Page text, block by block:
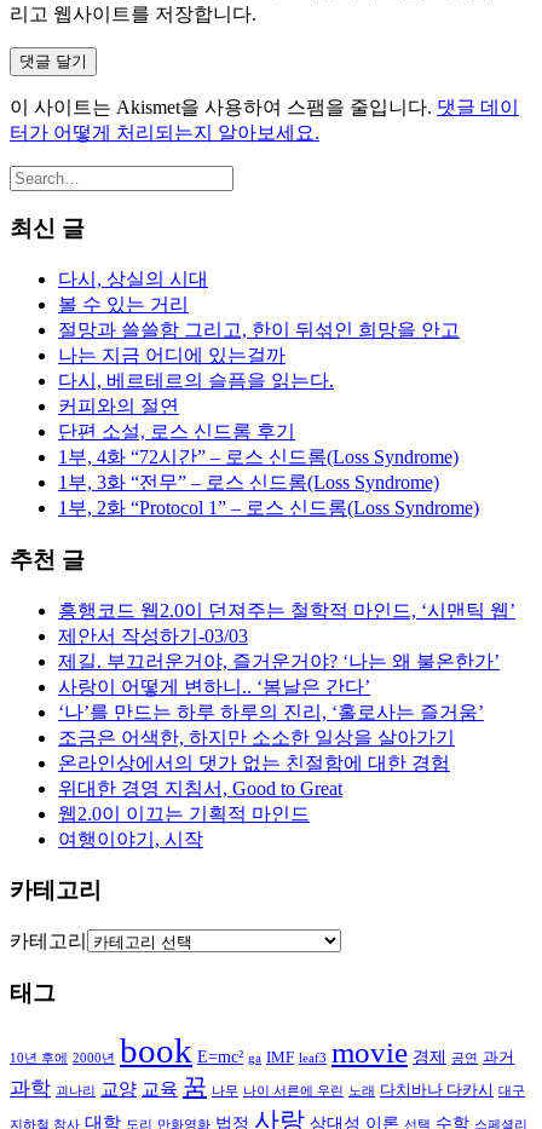
리고 웹사이트를 저장합니다.
이 사이트는 Akismet을 사용하여 스팸을 줄입니다. 댓글 데이
터가 어떻게 처리되는지 알아보세요.
최신 글
다시, 상실의 시대
볼 수 있는 거리
절망과 쓸쓸함 그리고, 한이 뒤섞인 희망을 안고
나는 지금 어디에 있는걸까
다시, 베르테르의 슬픔을 읽는다.
커피와의 절연
단편 소설, 로스 신드롬 후기
1부, 4화 “72시간” – 로스 신드롬(Loss Syndrome)
1부, 3화 “전무” – 로스 신드롬(Loss Syndrome)
1부, 2화 “Protocol 1” – 로스 신드롬(Loss Syndrome)
추천 글
흥행코드 웹2.0이 던져주는 철학적 마인드, ‘시맨틱 웹’
제안서 작성하기-03/03
제길. 부끄러운거야, 즐거운거야? ‘나는 왜 불온한가’
사랑이 어떻게 변하니.. ‘봄날은 간다’
‘나’를 만드는 하루 하루의 진리, ‘홀로사는 즐거움’
조금은 어색한, 하지만 소소한 일상을 살아가기
온라인상에서의 댓가 없는 친절함에 대한 경험
위대한 경영 지침서, Good to Great
웹2.0이 이끄는 기획적 마인드
여행이야기, 시작
카테고리
카테고리
태그
10년 후에 2000년 book E=mc² ga IMF leaf3 movie 경제 공연 과거
과학 괴나리 교양 교육 꿈 나무 나이 서른에 우린 노래 다치바나 다카시 대구
지하철 참사 대학 도리 만화영화 법정 사랑 상대성 이론 선택 수학 스페셜리